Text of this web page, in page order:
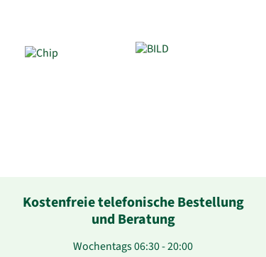
Kostenfreie telefonische Bestellung
und Beratung
Wochentags 06:30 - 20:00